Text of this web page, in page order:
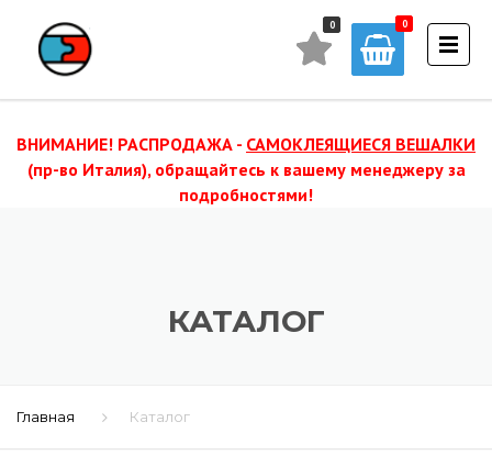
0
0
ВНИМАНИЕ! РАСПРОДАЖА - САМОКЛЕЯЩИЕСЯ ВЕШАЛКИ
(пр-во Италия), обращайтесь к вашему менеджеру за
подробностями!
КАТАЛОГ
Главная Каталог